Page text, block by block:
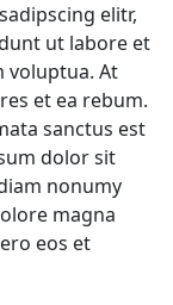
elitr,
ut labore et
voluptua. At
et ea rebum.
sanctus est
dolor sit
nonumy
magna
eos et